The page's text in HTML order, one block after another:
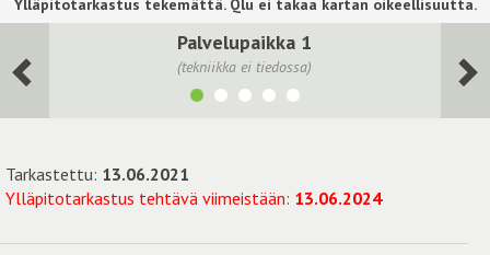
Palvelupaikka 1
(tekniikka ei tiedossa)
Tarkastettu: 13.06.2021
Ylläpitotarkastus tehtävä viimeistään: 13.06.2024